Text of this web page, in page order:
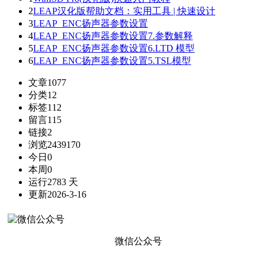
2LEAP汉化版帮助文档：实用工具 | 快速设计
3LEAP_ENC扬声器参数设置
4LEAP_ENC扬声器参数设置7.参数解释
5LEAP_ENC扬声器参数设置6.LTD 模型
6LEAP_ENC扬声器参数设置5.TSL模型
文章1077
分类12
标签112
留言115
链接2
浏览2439170
今日 0
本周0
运行2783 天
更新2026-3-16
微信公众号